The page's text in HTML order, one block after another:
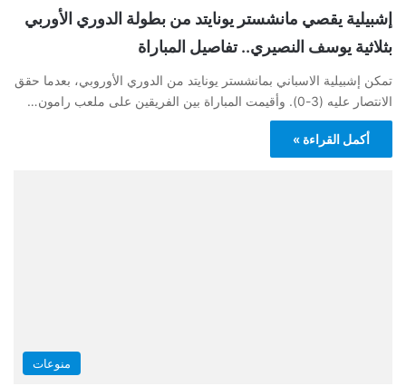
إشبيلية يقصي مانشستر يونايتد من بطولة الدوري الأوربي
بثلاثية يوسف النصيري.. تفاصيل المباراة
تمكن إشبيلية الاسباني بمانشستر يونايتد من الدوري الأوروبي، بعدما حقق
الانتصار عليه (3-0). وأقيمت المباراة بين الفريقين على ملعب رامون…
أكمل القراءة »
منوعات